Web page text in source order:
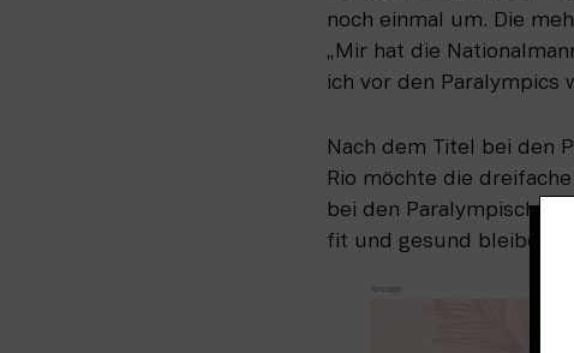
noch einmal um. Die
„Mir hat die
ich vor den Paralympics
Nach dem Titel bei den
Rio möchte die
bei den Paralympischen
fit und gesund bleiben,